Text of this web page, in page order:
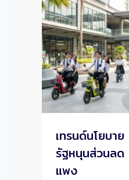
เทรนด์นโยบา
รัฐหนุนส่วนล
แพง